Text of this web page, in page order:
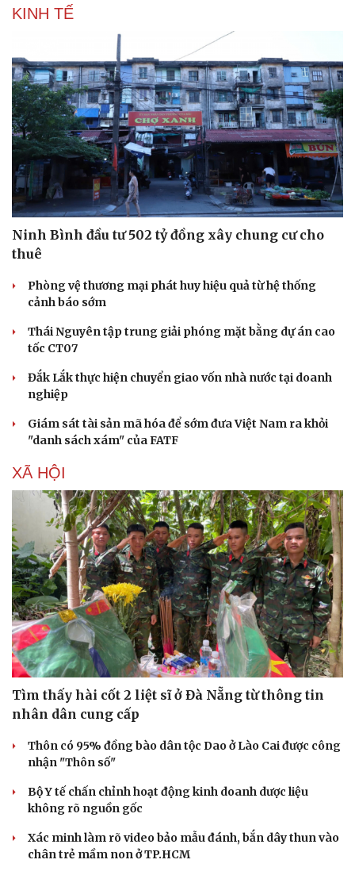
Văn hóa
Sân khấu - Điện ảnh
Văn học
Di sản
Nghệ sĩ
KINH TẾ
Ninh Bình đầu tư 502 tỷ đồng xây chung cư cho
thuê
Phòng vệ thương mại phát huy hiệu quả từ hệ thống
cảnh báo sớm
Thái Nguyên tập trung giải phóng mặt bằng dự án cao
tốc CT07
Đắk Lắk thực hiện chuyển giao vốn nhà nước tại doanh
nghiệp
Giám sát tài sản mã hóa để sớm đưa Việt Nam ra khỏi
"danh sách xám" của FATF
XÃ HỘI
Tìm thấy hài cốt 2 liệt sĩ ở Đà Nẵng từ thông tin
nhân dân cung cấp
Thôn có 95% đồng bào dân tộc Dao ở Lào Cai được công
nhận "Thôn số"
Bộ Y tế chấn chỉnh hoạt động kinh doanh dược liệu
không rõ nguồn gốc
Xác minh làm rõ video bảo mẫu đánh, bắn dây thun vào
chân trẻ mầm non ở TP.HCM